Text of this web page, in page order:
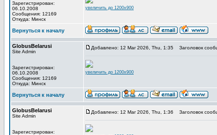
Зарегистрирован:
06.10.2008
Сообщения: 12169
Откуда: Минск
увеличить до 1200x900
Вернуться к началу
GlobusBelarusi
Site Admin
Зарегистрирован:
06.10.2008
Сообщения: 12169
Откуда: Минск
Добавлено: 12 Mar 2026, Thu, 1:35 Заголовок
увеличить до 1200x900
Вернуться к началу
GlobusBelarusi
Site Admin
Зарегистрирован:
Добавлено: 12 Mar 2026, Thu, 1:36 Заголовок